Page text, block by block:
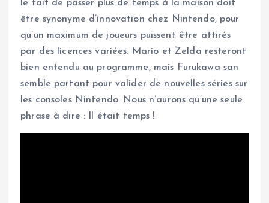
le fait de passer plus de temps à la maison doit
être synonyme d’innovation chez Nintendo, pour
qu’un maximum de joueurs puissent être attirés
par des licences variées. Mario et Zelda resteront
bien entendu au programme, mais Furukawa san
semble partant pour valider de nouvelles séries sur
les consoles Nintendo. Nous n’aurons qu’une seule
phrase à dire : Il était temps !